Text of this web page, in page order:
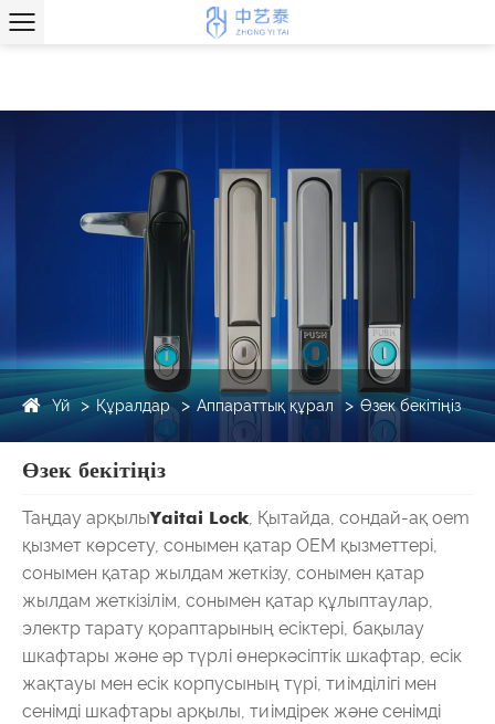
Үй Құралдар Аппараттық құрал Өзек бекітіңіз
Өзек бекітіңіз
Таңдау арқылыYaitai Lock , Қытайда, сондай-ақ oem
қызмет көрсету, сонымен қатар OEM қызметтері,
сонымен қатар жылдам жеткізу, сонымен қатар
жылдам жеткізілім, сонымен қатар құлыптаулар,
электр тарату қораптарының есіктері, бақылау
шкафтары және әр түрлі өнеркәсіптік шкафтар, есік
жақтауы мен есік корпусының түрі, тиімділігі мен
сенімді шкафтары арқылы, тиімдірек және сенімді